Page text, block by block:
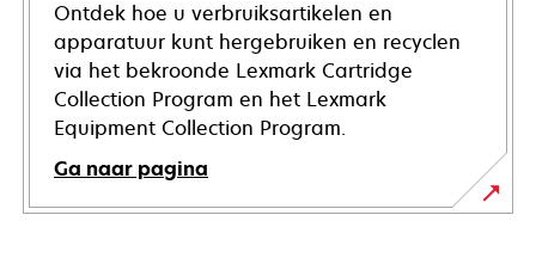
Ontdek hoe u verbruiksartikelen en
apparatuur kunt hergebruiken en recyclen
via het bekroonde Lexmark Cartridge
Collection Program en het Lexmark
Equipment Collection Program.
Ga naar pagina